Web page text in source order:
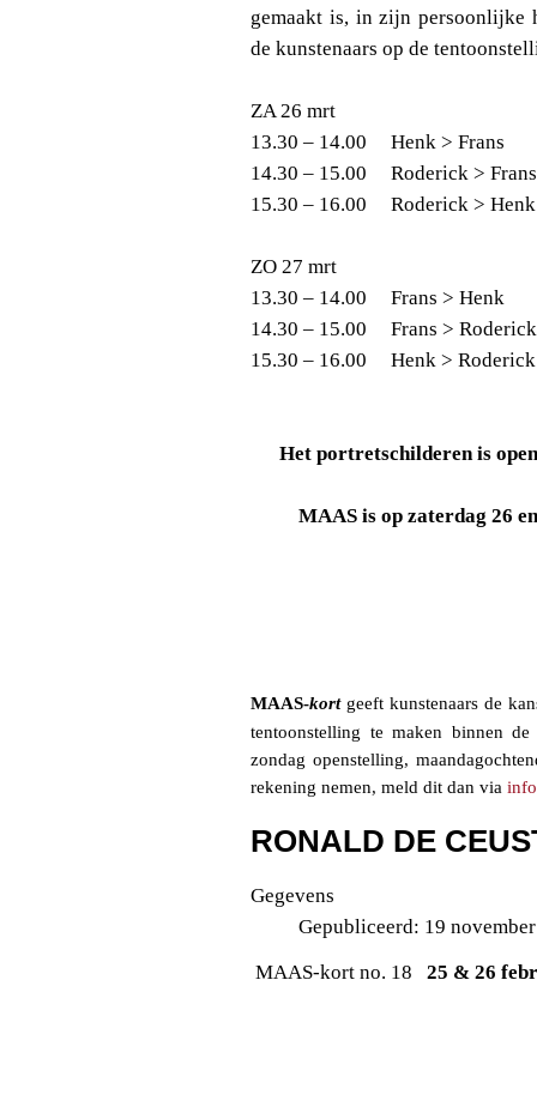
gemaakt is, in zijn persoonlijke
de kunstenaars op de
ZA 26 mrt
13.30 – 14.00
Henk > Frans
14.30 – 15.00
Roderick >
15.30 – 16.00
Roderick >
ZO 27 mrt
13.30 – 14.00
Frans > Henk
14.30 – 15.00
Frans >
15.30 – 16.00
Henk >
Het portretschilderen is
MAAS is op zaterdag 26
MAAS-kort geeft kunstenaars de
tentoonstelling te maken binnen
zondag openstelling,
rekening nemen, meld dit dan via
RONALD DE
Gegevens
Gepubliceerd: 19
MAAS-kort no. 18 25 & 26